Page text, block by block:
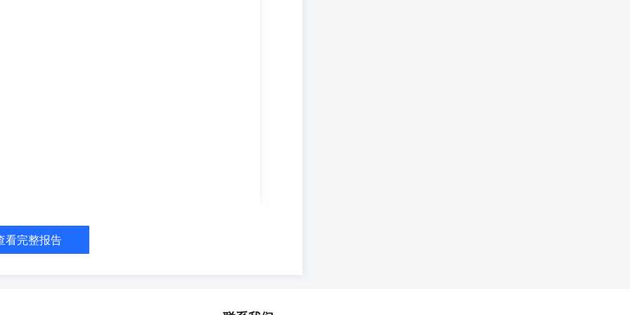
看完整报告